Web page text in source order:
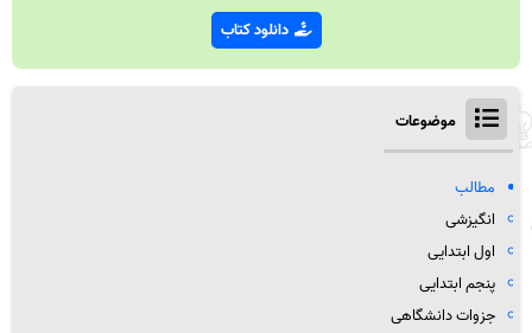
دانلود کتاب
موضوعات
مطالب
انگیزشی
اول ابتدایی
پنجم ابتدایی
جزوات دانشگاهی